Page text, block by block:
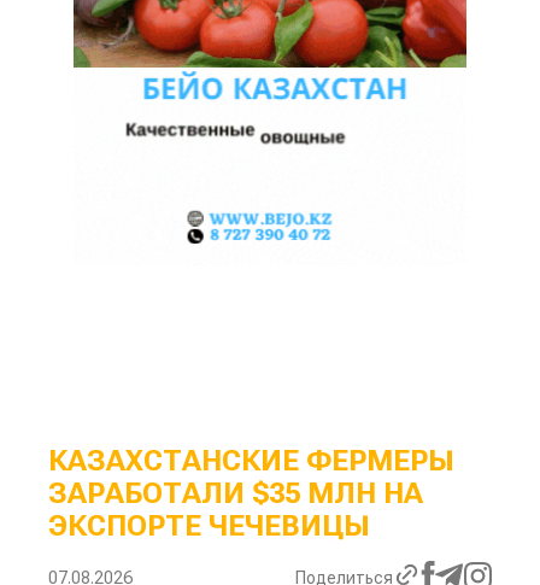
КАЗАХСТАНСКИЕ ФЕРМЕРЫ
ЗАРАБОТАЛИ $35 МЛН НА
ЭКСПОРТЕ ЧЕЧЕВИЦЫ
07.08.2026 Поделиться